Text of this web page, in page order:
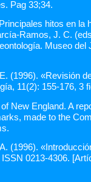
Pag 33;34.
hitos en la
Ramos, J. C.
Museo
(1996). «Revisión
11(2): 155-176, 3
New England. A
made to the
(1996).
0213-4306.